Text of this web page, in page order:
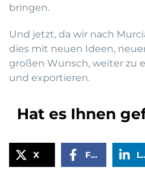
bringen.
Und jetzt, da wir nach
dies mit neuen Ideen,
großen Wunsch, weiter zu
und exportieren.
Hat es Ihnen
X Facebook